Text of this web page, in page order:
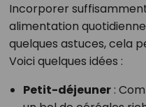
Incorporer
alimentation
quelques astuces, cela
Voici quelques idées :
Petit-déjeuner: